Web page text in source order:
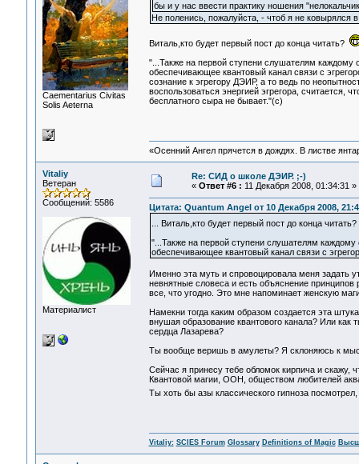
Сaementarius Civitas
Solis Aeterna
бы и у нас ввести практику ношения
Не поленись, пожалуйста, - чтоб я не ковырялся
Виталь,кто будет первый пост до конца читать?
"...Также на первой ступени слушателям каждому
обеспечивающее квантовый канал связи с
сознание к эгрегору ДЭИР, а то ведь по
воспользоваться энергией эгрегора, считается,
бесплатного сыра не бывает."(с)
«Осенний Ангел прячется в дождях. В листве
Vitaliy
Ветеран
Сообщений: 5586
Материалист
Re: СИД о школе ДЭИР. ;-)
« Ответ #6 : 11 Декабря 2008, 01:34:31 »
Цитата: Quantum Angel от 10 Декабря 2008,
... Виталь,кто будет первый пост до конца
"...Также на первой ступени слушателям каждому
обеспечивающее квантовый канал связи с
Именно эта муть и спровоцировала меня задать
невнятные словеса и есть объяснение
все, что угодно. Это мне напоминает женскую
Намекни тогда каким образом создается эта
внушая образование квантового канала? Или как
сердца Лазарева?
Ты вообще веришь в амулеты? Я склоняюсь к
Сейчас я принесу тебе обломок кирпича и скажу,
Квантовой магии, ООН, обществом любителей
Ты хоть бы азы классического гипноза
Vitaliy: SCIES Forum Glossary Definitions of Magic